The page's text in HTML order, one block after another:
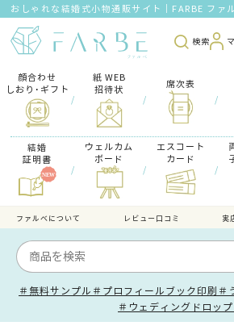
おしゃれな結婚式小物通販サイト｜FARBE ファ
検索
顔合わせ
しおり･ギフト
/
紙 WEB
招待状
/
席次表
/
結婚
証明書
/
ウェルカム
ボード
/
エスコート
カード
/
ファルべについて レビュー口コミ 実
＃無料サンプル ＃プロフィールブック印刷 ＃
＃ウェディングドロップ